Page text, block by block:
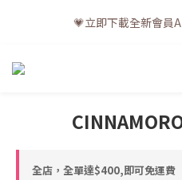
💗訂單一般送貨時間為3至5個
工
💗立即下載全新會員
💗訂單一般送貨時間為3至5個
全店，全單達$400,即可免運費